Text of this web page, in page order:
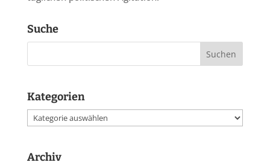
Suche
Kategorien
Kategorien
Archiv